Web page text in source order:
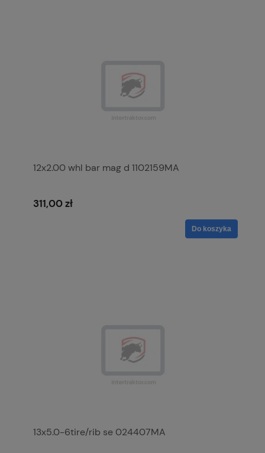
12x2.00 whl bar mag d 1102159MA
311,00 zł
Do koszyka
13x5.0-6tire/rib se 024407MA